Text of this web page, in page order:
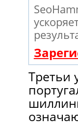
Третьи